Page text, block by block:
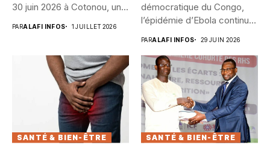
30 juin 2026 à Cotonou, un...
PARALAFI INFOS 1 JUILLET 2026
démocratique du Congo,
l’épidémie d’Ebola continue
PARALAFI INFOS 29 JUIN 2026
SANTÉ & BIEN-ÊTRE SANTÉ & BIEN-ÊTRE